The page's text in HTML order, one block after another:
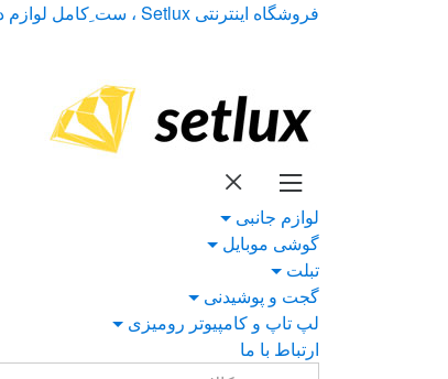
فروشگاه اینترنتی Setlux ، ست ِکامل لوازم دیجیتال
لوازم جانبی
گوشی موبایل
تبلت
گجت و پوشیدنی
لپ تاپ و کامپیوتر رومیزی
ارتباط با ما